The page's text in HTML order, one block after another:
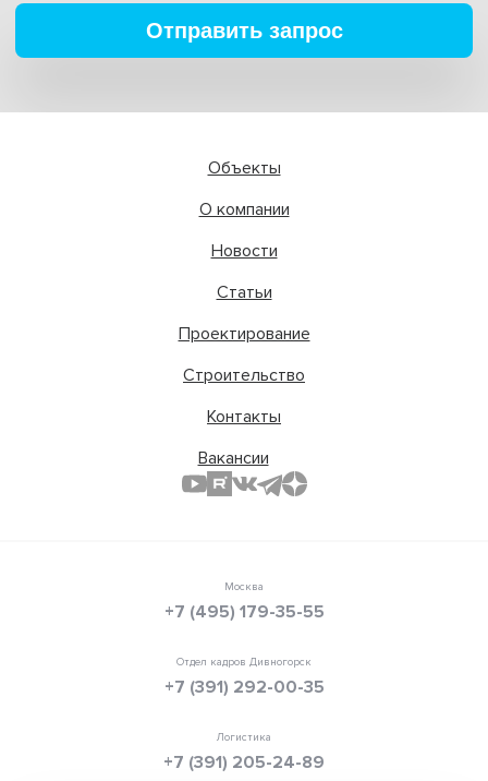
Отправить запрос
Объекты
О компании
Новости
Статьи
Проектирование
Строительство
Контакты
Вакансии
Москва
+7 (495) 179-35-55
Отдел кадров Дивногорск
+7 (391) 292-00-35
Логистика
+7 (391) 205-24-89